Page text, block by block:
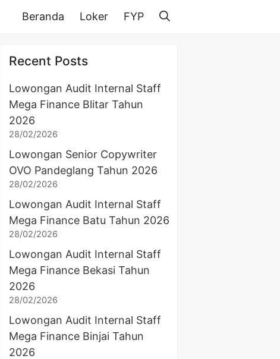
Beranda Loker FYP
Recent Posts
Lowongan Audit Internal Staff
Mega Finance Blitar Tahun
2026
28/02/2026
Lowongan Senior Copywriter
OVO Pandeglang Tahun 2026
28/02/2026
Lowongan Audit Internal Staff
Mega Finance Batu Tahun 2026
28/02/2026
Lowongan Audit Internal Staff
Mega Finance Bekasi Tahun
2026
28/02/2026
Lowongan Audit Internal Staff
Mega Finance Binjai Tahun
2026